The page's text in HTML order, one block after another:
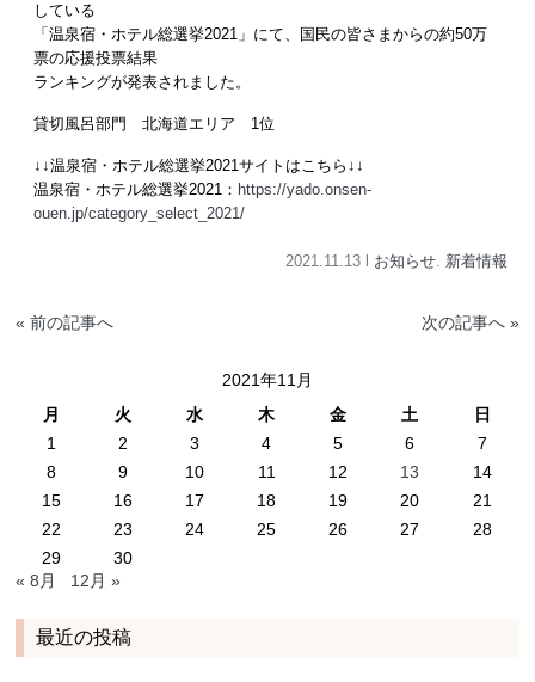
している
「温泉宿・ホテル総選挙2021」にて、国民の皆さまからの約50万
票の応援投票結果
ランキングが発表されました。
貸切風呂部門 北海道エリア 1位
↓↓温泉宿・ホテル総選挙2021サイトはこちら↓↓
温泉宿・ホテル総選挙2021： https://yado.onsen-
ouen.jp/category_select_2021/
2021.11.13 l お知らせ. 新着情報
« 前の記事へ 次の記事へ »
2021年11月
月
火 水 木 金 土
日
1
2 3 4 5 6
7
8
9 10 11 12 13
14
15
16 17 18 19 20
21
22
23 24 25 26 27
28
29
30
« 8月
12月 »
最近の投稿